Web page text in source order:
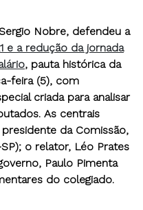
Nobre, defendeu a
e a redução da jornada
, pauta histórica da
feira (5), com
criada para analisar
As centrais
da Comissão,
o relator, Léo Prates
Paulo Pimenta
do colegiado.